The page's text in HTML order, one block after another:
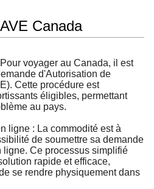
Canada
voyager au Canada, il est
d'Autorisation de
Cette procédure est
éligibles, permettant
au pays.
ligne : La commodité est à
de soumettre sa demande
Ce processus simplifié
rapide et efficace,
se rendre physiquement dans